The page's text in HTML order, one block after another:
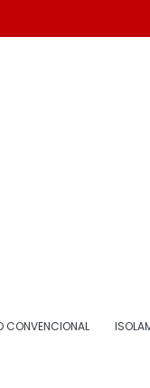
CONVENCIONAL
de